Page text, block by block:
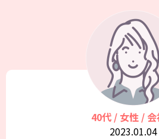
2023.01.04
40代 / 女性 / 会